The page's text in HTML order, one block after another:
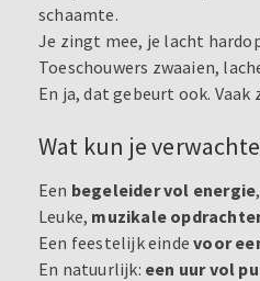
schaamte.
Je zingt mee, je lacht
Toeschouwers zwaaien,
En ja, dat gebeurt ook. Vaak
Wat kun je
Een begeleider vol energie
Leuke, muzikale
Een feestelijk eindevoor
En natuurlijk: een uur vol